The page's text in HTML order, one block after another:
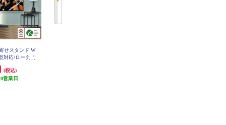
せスタンド W
対応/ロータイ
(税込)
営業日